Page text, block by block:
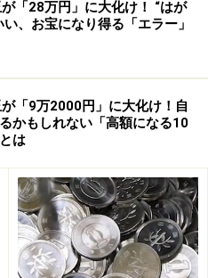
どこの人か予想できちゃう
すっごく個性的なんです。
の仲間たちに聞いた、日
った日本人のKayさん（ア
女。日本生まれ日本育ちの
カと日本の違いを紹介するチ
を運営。）曰く、「日本人
まり派手な色を使わない」
！
「28万円」に大化け！ “はが
い、お宝になり得る「エラー」
「9万2000円」に大化け！自
かもしれない「高額になる10
は